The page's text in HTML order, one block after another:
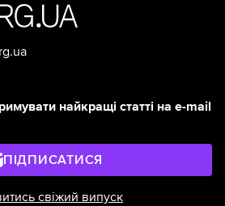
найкращі статті на e-mail
ПІДПИСАТИСЯ
свіжий випуск